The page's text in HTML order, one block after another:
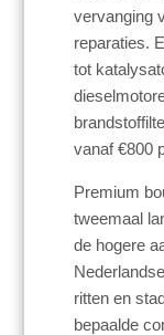
vervanging
reparaties.
tot
vanaf €800
Premium
tweemaal
de hogere
ritten en
bepaalde